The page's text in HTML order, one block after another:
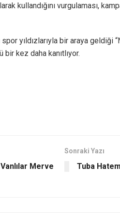
kullandığını vurgulaması,
yıldızlarıyla bir araya geldiği
bir kez daha kanıtlıyor.
Merve
Sonraki Yazı
Tuba